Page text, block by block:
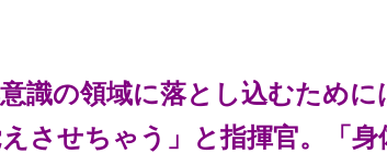
識の領域に落とし込むために
させちゃう」と指揮官。「